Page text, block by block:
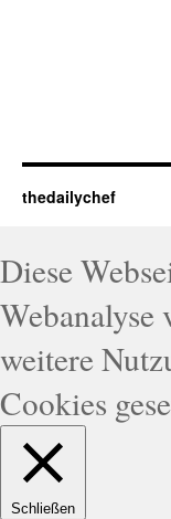
thedailychef
Diese
Webanalyse
weitere
Cookies
Schließen